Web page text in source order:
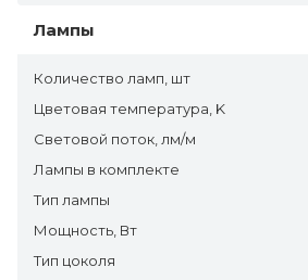
Лампы
Количество ламп, шт
Цветовая температура, K
Световой поток, лм/м
Лампы в комплекте
Тип лампы
Мощность, Вт
Тип цоколя